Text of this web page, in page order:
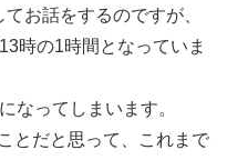
お話をするのですが、
時の1時間となっていま
なってしまいます。
とだと思って、これまで